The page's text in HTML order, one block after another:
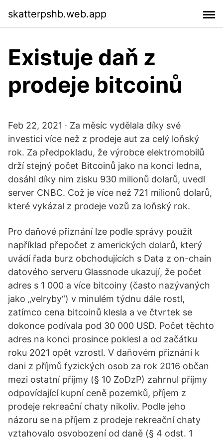
skatterpshb.web.app
Existuje daň z
prodeje bitcoinů
Feb 22, 2021 · Za měsíc vydělala díky své
investici více než z prodeje aut za celý loňský
rok. Za předpokladu, že výrobce elektromobilů
drží stejný počet Bitcoinů jako na konci ledna,
dosáhl díky nim zisku 930 milionů dolarů, uvedl
server CNBC. Což je více než 721 milionů dolarů,
které vykázal z prodeje vozů za loňský rok.
Pro daňové přiznání lze podle správy použít
například přepočet z amerických dolarů, který
uvádí řada burz obchodujících s Data z on-chain
datového serveru Glassnode ukazují, že počet
adres s 1 000 a více bitcoiny (často nazývaných
jako „velryby“) v minulém týdnu dále rostl,
zatímco cena bitcoinů klesla a ve čtvrtek se
dokonce podívala pod 30 000 USD. Počet těchto
adres na konci prosince poklesl a od začátku
roku 2021 opět vzrostl. V daňovém přiznání k
dani z příjmů fyzických osob za rok 2016 občan
mezi ostatní příjmy (§ 10 ZoDzP) zahrnul příjmy
odpovídající kupní ceně pozemků, příjem z
prodeje rekreační chaty nikoliv. Podle jeho
názoru se na příjem z prodeje rekreační chaty
vztahovalo osvobození od daně (§ 4 odst. 1